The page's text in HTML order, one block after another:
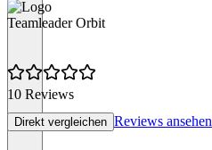
Teamleader Orbit
10 Reviews
Direkt vergleichen Reviews ansehen